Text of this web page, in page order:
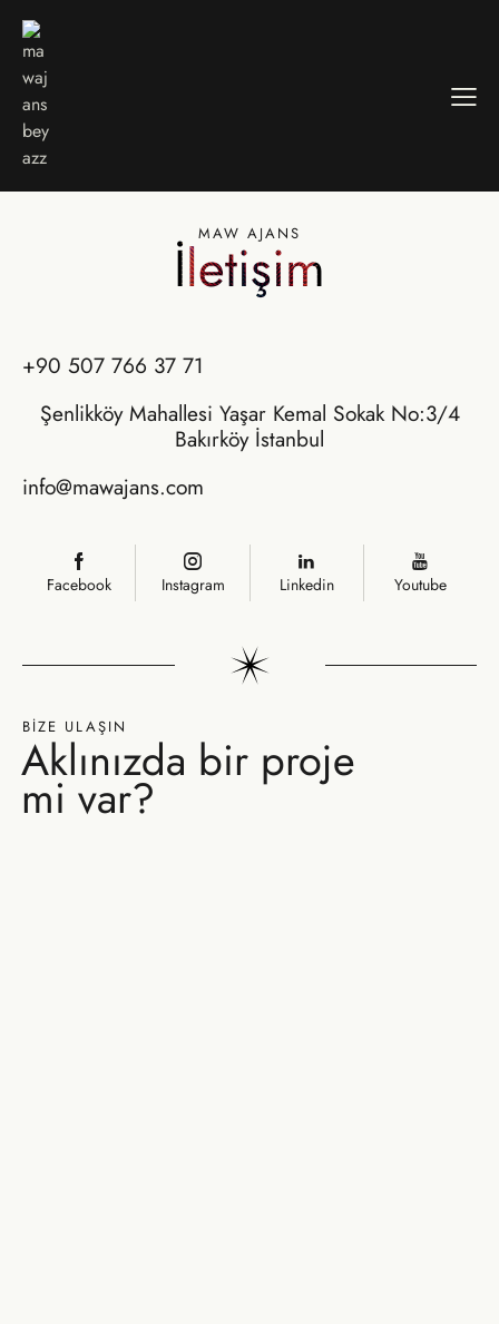
MAW AJANS
İletişim
+90 507 766 37 71
Şenlikköy Mahallesi Yaşar Kemal Sokak No:3/4
Bakırköy İstanbul
info@mawajans.com
Facebook Instagram Linkedin Youtube
BİZE ULAŞIN
Aklınızda bir proje
mi var?